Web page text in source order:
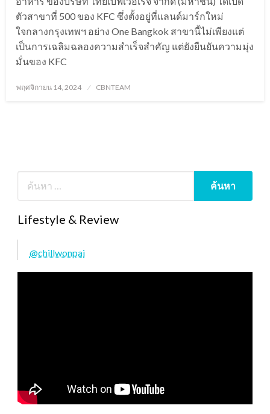
ตัวสาขาที่ 500 ของ KFC ซึ่งตั้งอยู่ที่แลนด์มาร์กใหม่
ใจกลางกรุงเทพฯ อย่าง One Bangkok สาขานี้ไม่เพียงแต่
เป็นการเฉลิมฉลองความสำเร็จสำคัญ แต่ยังยืนยันความมุ่ง
มั่นของ KFC
Posted
พฤศจิกายน 14, 2024 CBNTEAM
Lifestyle & Review
@chillwonpai